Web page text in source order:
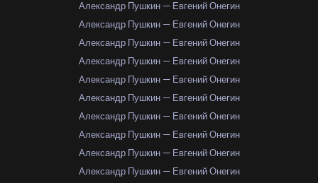
Александр Пушкин — Евгений Онегин
Александр Пушкин — Евгений Онегин
Александр Пушкин — Евгений Онегин
Александр Пушкин — Евгений Онегин
Александр Пушкин — Евгений Онегин
Александр Пушкин — Евгений Онегин
Александр Пушкин — Евгений Онегин
Александр Пушкин — Евгений Онегин
Александр Пушкин — Евгений Онегин
Александр Пушкин — Евгений Онегин